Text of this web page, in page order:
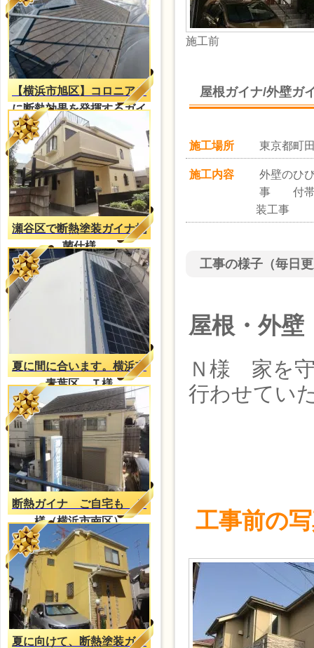
【横浜市旭区】コロニアル
に断熱効果を発揮するガイ
ナ塗装
瀬谷区で断熱塗装ガイナ抗
菌仕様
夏に間に合います。横浜市
青葉区 Ｔ様
断熱ガイナ ご自宅も Ｔ
様（横浜市南区）
夏に向けて、断熱塗装ガイ
施工前
屋根ガイナ/外壁ガ
施工場所 東京都町
施工内容
外壁のひ
事 付帯
装工事
工事の様子（毎日
屋根・外
Ｎ様 家を
行わせてい
工事前の